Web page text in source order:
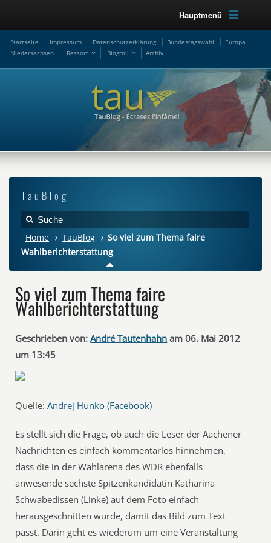
Hauptmenü
Startseite Impressum Datenschutzerklärung Bundestagswahl
Europa
Niedersachsen
Ressort Blogroll Archiv
TauBlog
Home TauBlog
So viel zum Thema faire
Wahlberichterstattung
So viel zum Thema faire
Wahlberichterstattung
Geschrieben von: André Tautenhahn am 06. Mai 2012
um 13:45
Quelle:Andrej Hunko (Facebook)
Es stellt sich die Frage, ob auch die Leser der Aachener
Nachrichten es einfach kommentarlos hinnehmen,
dass die in der Wahlarena des WDR ebenfalls
anwesende sechste Spitzenkandidatin Katharina
Schwabedissen (Linke) auf dem Foto einfach
herausgeschnitten wurde, damit das Bild zum Text
passt. Darin geht es wiederum um eine Veranstaltung